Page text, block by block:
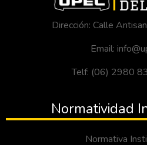
Dirección: Calle
Email:
Telf: (06) 2980
Normatividad
Normativa